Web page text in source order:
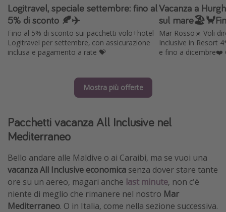
Logitravel, speciale settembre: fino al
5% di sconto 🍂✈️
Fino al 5% di sconto sui pacchetti volo+hotel
Logitravel per settembre, con assicurazione
inclusa e pagamento a rate 💝
Vacanza a
sul
Mar Rosso☀️ Voli
Inclusive in Resort
e fino a dicembre❤️
Mostra più offerte
Pacchetti vacanza All Inclusive nel
Mediterraneo
Bello andare alle Maldive o ai Caraibi, ma se vuoi una
vacanza All Inclusive economica senza dover stare tante
ore su un aereo, magari anche last minute, non c'è
niente di meglio che rimanere nel nostro Mar
Mediterraneo. O in Italia, come nella sezione successiva.